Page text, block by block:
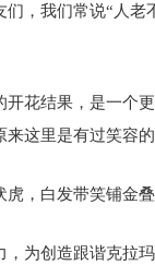
们，我们常说“人老
开花结果，是一个
这里是有过笑容的
，白发带笑铺金叠
，为创造跟谐克拉